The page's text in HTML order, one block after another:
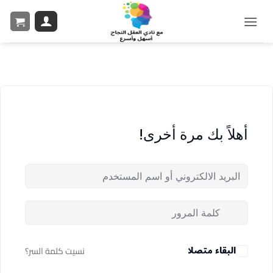
أهلاً بك مرة أخرى!
البقاء متصلا نسيت كلمة السر؟